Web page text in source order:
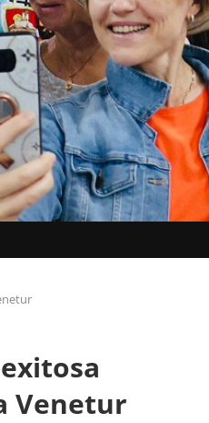
Venetur